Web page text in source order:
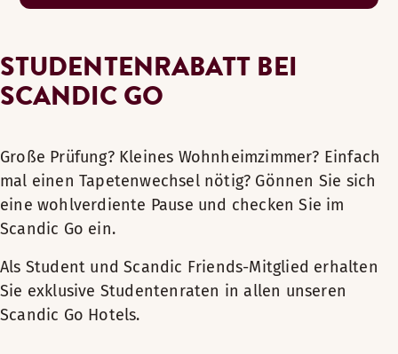
STUDENTENRABATT BEI
SCANDIC GO
Große Prüfung? Kleines Wohnheimzimmer? Einfach
mal einen Tapetenwechsel nötig? Gönnen Sie sich
eine wohlverdiente Pause und checken Sie im
Scandic Go ein.
Als Student und Scandic Friends-Mitglied erhalten
Sie exklusive Studentenraten in allen unseren
Scandic Go Hotels.